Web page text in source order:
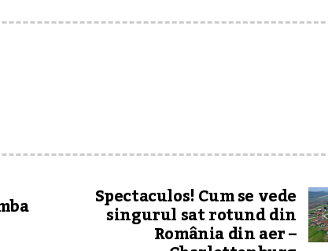
Spectaculos! Cum se vede
singurul sat rotund din
România din aer –